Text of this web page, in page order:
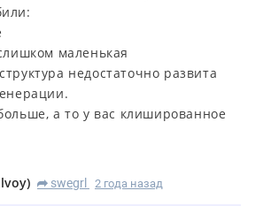
маленькая
недостаточно развита
а то у вас клишированное
) R swegrl 2 года назад